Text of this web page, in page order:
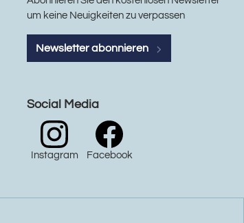
um keine Neuigkeiten zu verpassen
Newsletter abonnieren
Social Media
Instagram Facebook